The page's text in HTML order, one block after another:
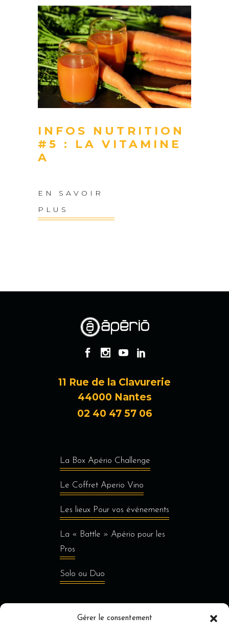
Gérer le consentement
INFOS NUTRITION
#5 : LA VITAMINE
A
EN SAVOIR
PLUS
11 Rue de la Clavurerie
44000 Nantes
02 40 47 57 06
La Box Apério Challenge
Le Coffret Aperio Vino
Les lieux Pour vos événements
La « Battle » Apério pour les
Pros
Solo ou Duo
Jusqu’à 8 personnes